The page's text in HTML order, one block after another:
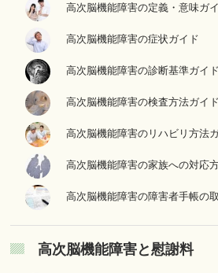
高次脳機能障害の定義・意味ガ
高次脳機能障害の症状ガイド
高次脳機能障害の診断基準ガイド
高次脳機能障害の検査方法ガイド
高次脳機能障害のリハビリ方法
高次脳機能障害の家族への対応
高次脳機能障害の障害者手帳の
高次脳機能障害と慰謝料